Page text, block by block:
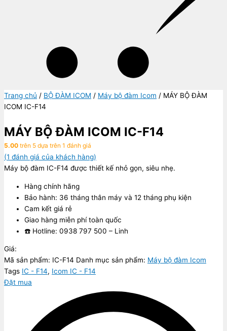
Trang chủ / BỘ ĐÀM ICOM / Máy bộ đàm Icom / MÁY BỘ ĐÀM
ICOM IC-F14
MÁY BỘ ĐÀM ICOM IC-F14
5.00 trên 5 dựa trên 1 đánh giá
(1 đánh giá của khách hàng)
Máy bộ đàm IC-F14 được thiết kế nhỏ gọn, siêu nhẹ.
Hàng chính hãng
Bảo hành: 36 tháng thân máy và 12 tháng phụ kiện
Cam kết giá rẻ
Giao hàng miễn phí toàn quốc
☎️ Hotline: 0938 797 500 – Linh
Giá:
Mã sản phẩm: IC-F14 Danh mục sản phẩm: Máy bộ đàm Icom
Tags IC - F14, Icom IC - F14
Đặt mua